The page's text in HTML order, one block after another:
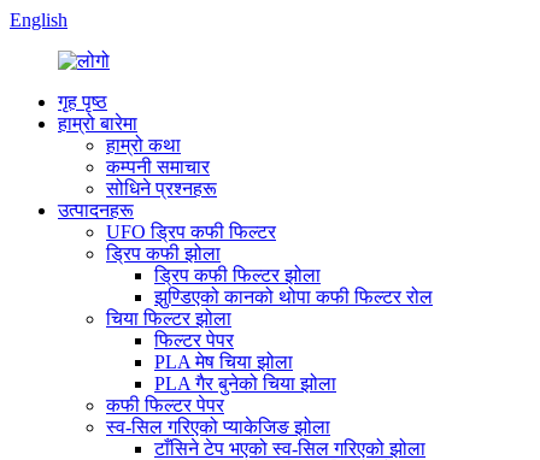
English
गृह पृष्ठ
हाम्रो बारेमा
हाम्रो कथा
कम्पनी समाचार
सोधिने प्रश्नहरू
उत्पादनहरू
UFO ड्रिप कफी फिल्टर
ड्रिप कफी झोला
ड्रिप कफी फिल्टर झोला
झुण्डिएको कानको थोपा कफी फिल्टर रोल
चिया फिल्टर झोला
फिल्टर पेपर
PLA मेष चिया झोला
PLA गैर बुनेको चिया झोला
कफी फिल्टर पेपर
स्व-सिल गरिएको प्याकेजिङ झोला
टाँसिने टेप भएको स्व-सिल गरिएको झोला